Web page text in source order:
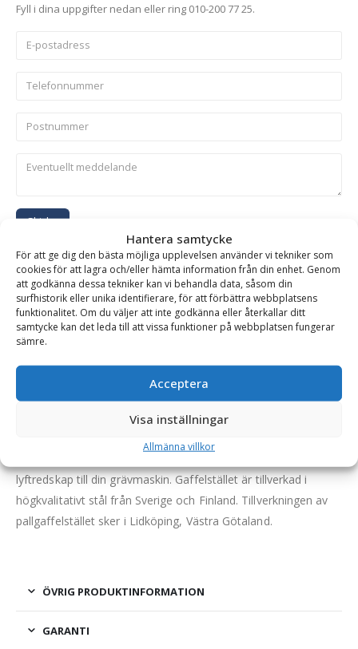
Hantera samtycke
För att ge dig den bästa möjliga upplevelsen använder vi tekniker som
cookies för att lagra och/eller hämta information från din enhet. Genom
att godkänna dessa tekniker kan vi behandla data, såsom din
surfhistorik eller unika identifierare, för att förbättra webbplatsens
funktionalitet. Om du väljer att inte godkänna eller återkallar ditt
samtycke kan det leda till att vissa funktioner på webbplatsen fungerar
sämre.
Acceptera
Visa inställningar
Allmänna villkor
Fyll i dina uppgifter nedan eller ring 010-200 77 25.
Skicka
Se alla produkter inom samma kategori
Grävmaskin
rambredd 1500 mm, gaffellängd 1500 mm
lyftredskap till din grävmaskin. Gaffelstället är tillverkad i
högkvalitativt stål från Sverige och Finland. Tillverkningen av
pallgaffelstället sker i Lidköping, Västra Götaland.
ÖVRIG PRODUKTINFORMATION
GARANTI